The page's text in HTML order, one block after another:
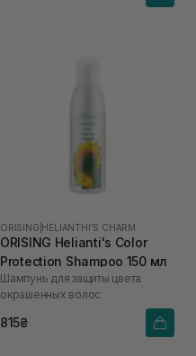
ORISING HELIANTHI'S CHARM
ORISING Helianti's Color
Protection Shampoo 150 мл
Шампунь для защиты цвета
окрашенных волос
815₴